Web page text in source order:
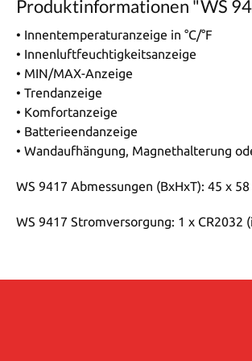
Produktinformationen "WS
• Innentemperaturanzeige in °C/°F
• Innenluftfeuchtigkeitsanzeige
• MIN/MAX-Anzeige
• Trendanzeige
• Komfortanzeige
• Batterieendanzeige
• Wandaufhängung, Magnethalterung
WS 9417 Abmessungen (BxHxT): 45 x
WS 9417 Stromversorgung: 1 x CR2032